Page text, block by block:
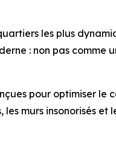
les plus
: non pas comme
pour optimiser le
murs insonorisés et